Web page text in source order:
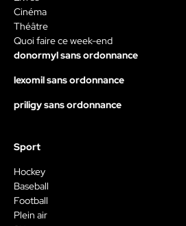
Cinéma
Théâtre
Quoi faire ce week-end
donormyl sans ordonnance
lexomil sans ordonnance
priligy sans ordonnance
Sport
Hockey
Baseball
Football
Plein air